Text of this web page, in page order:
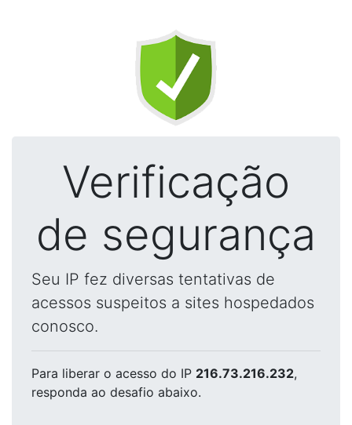
Verificação
de segurança
Seu IP fez diversas tentativas de
acessos suspeitos a sites hospedados
conosco.
Para liberar o acesso do IP 216.73.216.232,
responda ao desafio abaixo.